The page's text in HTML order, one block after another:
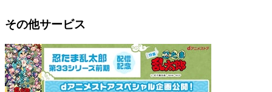
その他サービス